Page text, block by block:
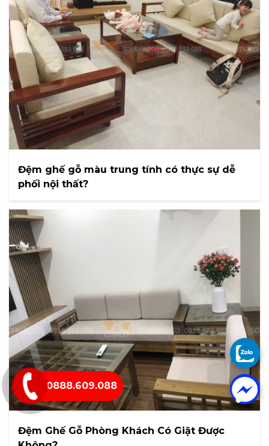
Đệm ghế gỗ màu trung tính có thực sự dễ
phối nội thất?
Đệm Ghế Gỗ Phòng Khách Có Giặt Được
0888.609.088